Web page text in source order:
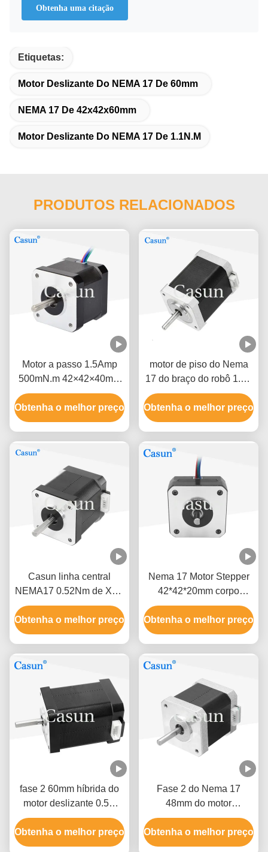
Obtenha uma citação
Etiquetas:
Motor Deslizante Do NEMA 17 De 60mm
NEMA 17 De 42x42x60mm
Motor Deslizante Do NEMA 17 De 1.1N.M
PRODUTOS RELACIONADOS
Motor a passo 1.5Amp
500mN.m 42×42×40mm
NEMA 17 com ISO CE
Obtenha o melhor preço
motor de piso do Nema
17 do braço do robô 1.2A
1,8 graus elevada
precisão de 2 fases
Obtenha o melhor preço
Casun linha central
NEMA17 0.52Nm de XYZ
do motor de piso de 2
fases
Obtenha o melhor preço
Nema 17 Motor Stepper
42*42*20mm corpo
ultrafinho 1.0A 130mN.m
para Equipamento
Médico
Obtenha o melhor preço
fase 2 60mm híbrida do
motor deslizante 0.5A
0.78N.M de Nema 17 da
impressora 3D
Obtenha o melhor preço
Fase 2 do Nema 17
48mm do motor
deslizante 1.5A do NEMA
17 de Casun 0.45N.M 1,8
graus
Obtenha o melhor preço